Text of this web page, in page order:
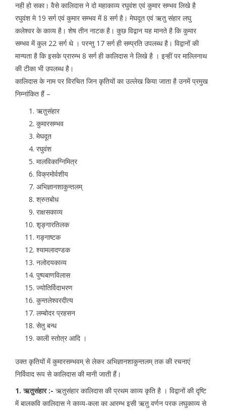
नही हो सका। वैसे कालिदास ने दो महाकाव्य रघुवंश एवं कुमार सम्भव लिखे है
रघुवंश मे 19 सर्ग एवं कुमार सम्भव में 8 सर्ग है। मेघदूत एवं ऋतु संहार लघु
कलेश्वर के काव्य है। शेष तीन नाटक है। कुछ विद्वान यह मानते है कि कुमार
सम्भव में कुल 22 सर्ग थे । परन्तु 17 सर्ग ही सम्प्रति उपलब्ध है। विद्वानों की
मान्यता है कि इसके प्रारम्भ 8 सर्ग ही कालिदास ने लिखे है । इन्हीं पर माल्लिनाथ
की टीका भी उपलब्ध है।
कालिदास के नाम पर विरचित जिन कृतियों का उल्लेख किया जाता है उनमें प्रमुख
निम्नांकित हैं –
ऋतुसंहार
कुमारसम्भव
मेघदूत
रघुवंश
मालविकाग्निमित्र
विक्रमोर्वशीय
अभिज्ञानशाकुन्तलम्
श्रुतबोध
राक्षसकाव्य
शृङ्गारतिलक
गङ्गाष्टक
श्यामलादण्डक
नलोदयकाव्य
पुष्पबाणविलास
ज्योतिर्विदाभरण
कुन्तलेश्वरदीत्य
लम्बोदर प्रहसन
सेतु बन्ध
काली स्तोत्र आदि ।
उक्त कृतियों में कुमारसम्भवम् से लेकर अभिज्ञानशाकुन्तलम् तक की रचनाएं
निर्विवाद रूप से कालिदास की मानी जाती हैं।
1. ऋतुसंहार :- ऋतुसंहार कालिदास की प्रथम काव्य कृति है । विद्वानों की दृष्टि
में बालकवि कालिदास ने काव्य-कला का आरम्भ इसी ऋतु वर्णन परक लघुकाव्य से